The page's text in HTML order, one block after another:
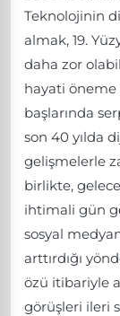
Teknolojinin
almak, 19.
daha zor
hayati öneme
başlarında
son 40 yılda
gelişmelerle
birlikte,
ihtimali gün
sosyal
arttırdığı
özü itibariyle
görüşleri ileri